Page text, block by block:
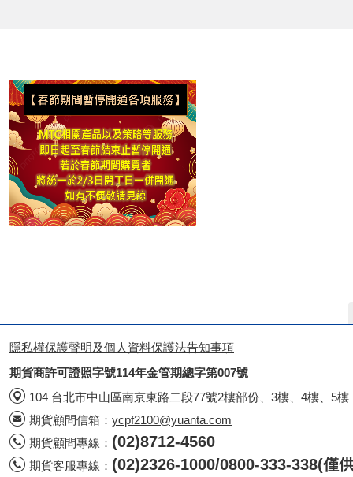
隱私權保護聲明及個人資料保護法告知事項
期貨商許可證照字號114年金管期總字第007號
104 台北市中山區南京東路二段77號2樓部份、3樓、4樓、5樓
期貨顧問信箱： ycpf2100@yuanta.com
期貨顧問專線： (02)8712-4560
期貨客服專線： (02)2326-1000/0800-333-338(僅